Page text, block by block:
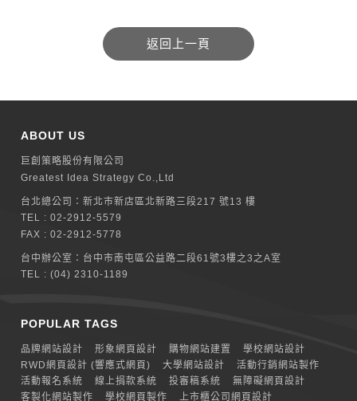
ABOUT US
巨創策略股份有限公司
Greatest Idea Strategy Co.,Ltd
台北總公司：新北巿新店區北新路三段217 號13 樓
TEL :02-2912-5579
FAX : 02-2912-5778
台中辦公室： 台中市南屯區公益路二段61號3樓之3之A室
TEL :(04) 2310-1189
POPULAR TAGS
品牌網站設計 形象網頁設計 購物網站建置
學校網站設計
RWD網頁設計 (響應式網頁)
大學網站設計
活動行銷網站製作
活動報名系統
線上捐款系統 投審稿系統
無障礙網頁設計
客製化網站製作
學校網頁製作 上市櫃公司網頁設計